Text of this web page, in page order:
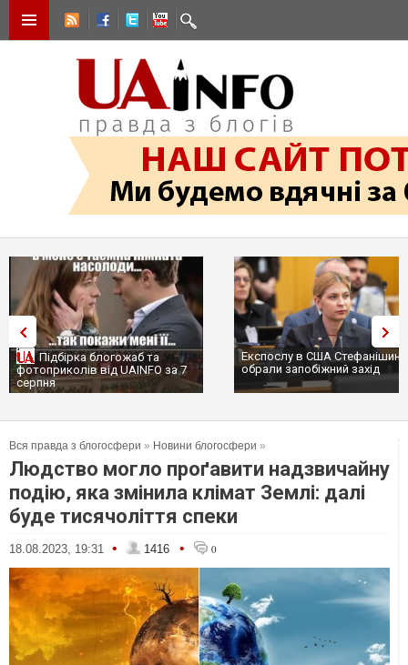
Підбірка блогожаб та
фотоприколів від UAINFO за 7
серпня
Експослу в США
обрали запобіжний захід
Вся правда з блогосфери » Новини блогосфери »
Людство могло проґавити надзвичайну
подію, яка змінила клімат Землі: далі
буде тисячоліття спеки
18.08.2023, 19:31 • 1416 • 0